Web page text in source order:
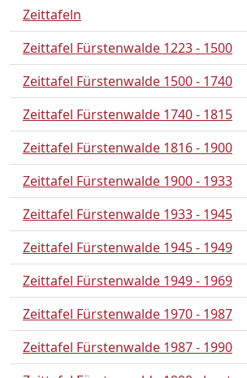
Zeittafeln
Zeittafel Fürstenwalde 1223 - 1500
Zeittafel Fürstenwalde 1500 - 1740
Zeittafel Fürstenwalde 1740 - 1815
Zeittafel Fürstenwalde 1816 - 1900
Zeittafel Fürstenwalde 1900 - 1933
Zeittafel Fürstenwalde 1933 - 1945
Zeittafel Fürstenwalde 1945 - 1949
Zeittafel Fürstenwalde 1949 - 1969
Zeittafel Fürstenwalde 1970 - 1987
Zeittafel Fürstenwalde 1987 - 1990